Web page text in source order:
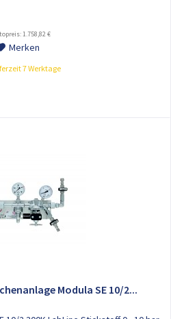
1.758,82 €
Merken
7 Werktage
Modula SE 10/2...